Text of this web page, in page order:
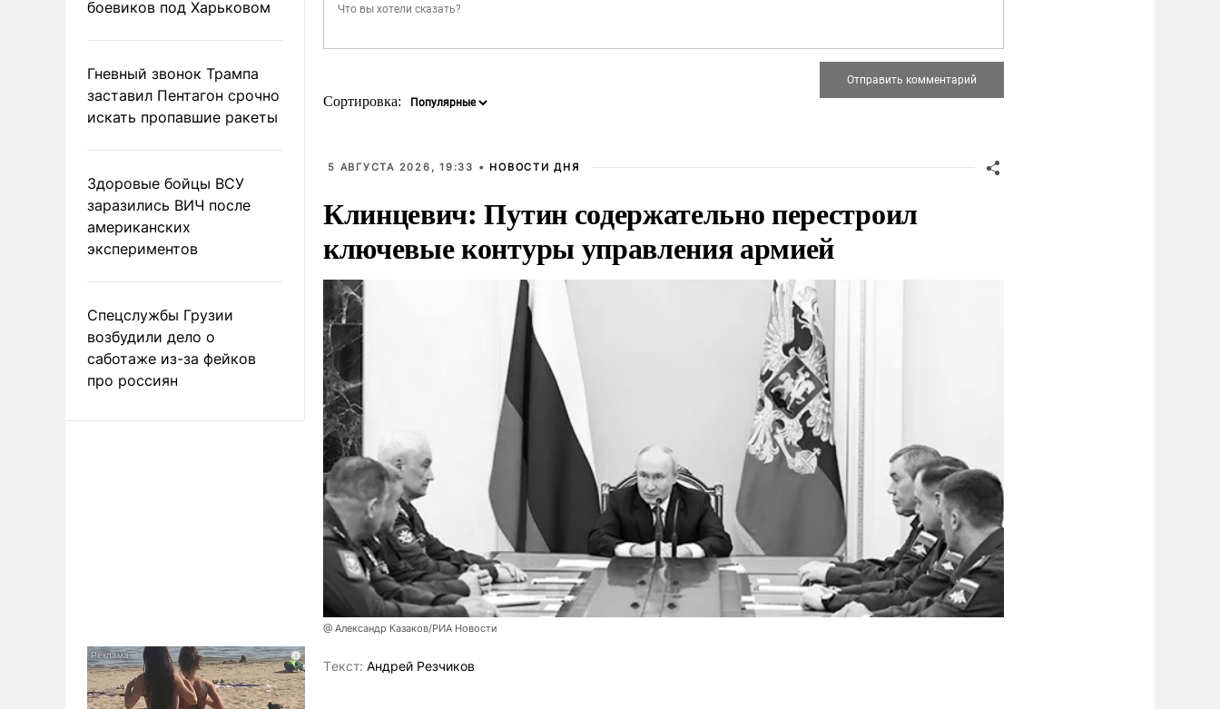
боевиков под Харьковом
Гневный звонок Трампа
заставил Пентагон срочно
искать пропавшие ракеты
Здоровые бойцы ВСУ
заразились ВИЧ после
американских
экспериментов
Спецслужбы Грузии
возбудили дело о
саботаже из-за фейков
про россиян
Сортировка:
5 АВГУСТА 2026, 19:33 • НОВОСТИ ДНЯ
Клинцевич: Путин содержательно перестроил
ключевые контуры управления армией
@ Александр Казаков/РИА Новости
Tекст: Андрей Резчиков